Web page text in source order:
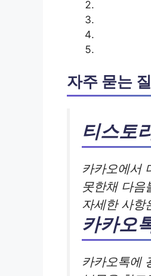
자주 묻는
티스토
카카오에서
못한채 다
자세한 사항
카카오
카카오톡에